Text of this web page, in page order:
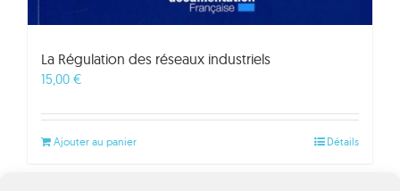
La Régulation des réseaux industriels
15,00 €
Ajouter au panier Détails